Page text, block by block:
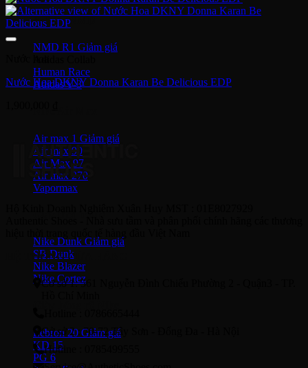
Adidas NMD
NMD R1
Human Race
Adidas Y-3
Air max 1
Air max 90
Air Max 97
Air max 270
Vapormax
Nike Dunk
SB Dunk
Nike Blazer
Nike Cortez
Lebron 20
KD 15
PG 6
Nước Hoa DKNY Donna Karan Be Delicious EDP
HỆ THỐNG CỬA HÀNG
Cơ sở 1: 561 Nguyễn Đình Chiểu Phường 2 - Quận3 - TP.
Cở sở 2 : 70-72 Tây Sơn - Đống Đa - Hà Nội
Hotline : 0785499555